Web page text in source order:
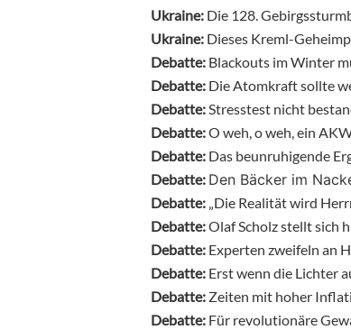
Ukraine: Die 128.
Ukraine: Dieses Kreml-
Debatte: Blackouts im Winter
Debatte: Die Atomkraft sollte
Debatte: Stresstest nicht
Debatte:O weh, o weh, ein
Debatte: Das beunruhigende
Debatte: Den Bäcker im
Debatte: „Die Realität wird
Debatte:Olaf Scholz stellt sich
Debatte: Experten zweifeln an
Debatte: Erst wenn die Lichter
Debatte: Zeiten mit hoher
Debatte: Für revolutionäre